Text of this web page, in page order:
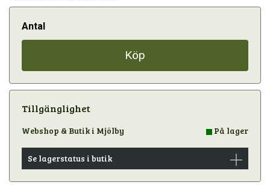
Antal
Köp
Tillgänglighet
Webshop & Butik i Mjölby På lager
Se lagerstatus i butik